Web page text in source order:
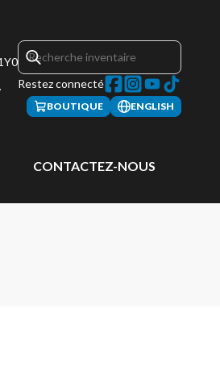
Restez connecté
BOUTIQUE ENGLISH
CONTACTEZ-NOUS